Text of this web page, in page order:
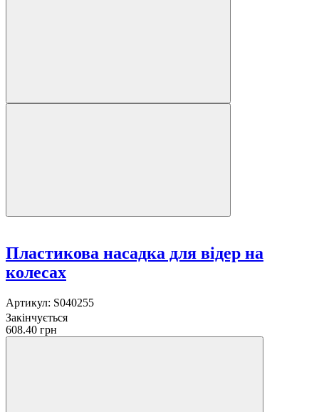
Пластикова насадка для відер на
колесах
Артикул: S040255
Закінчується
608.40 грн